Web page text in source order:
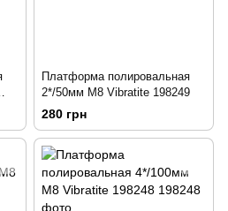
Платформа полировальная
2*/50мм М8 Vibratite 198249
280 грн